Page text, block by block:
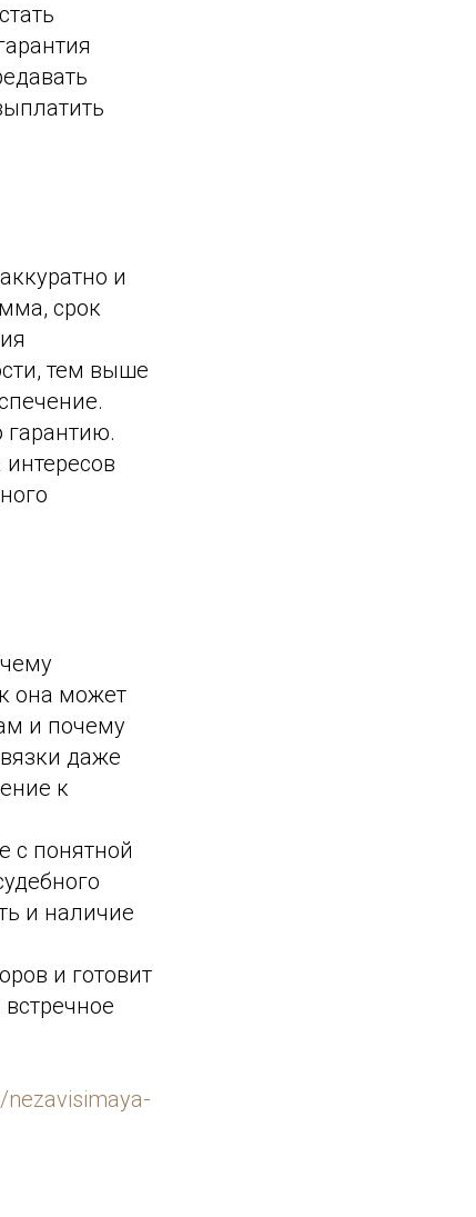
и
срок
тем выше
интересов
она может
и почему
даже
к
с понятной
и наличие
и готовит